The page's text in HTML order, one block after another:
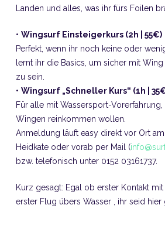
Landen und alles, was ihr fürs Foilen
• Wingsurf Einsteigerkurs (2h | 55€)
Perfekt, wenn ihr noch keine oder
lernt ihr die Basics, um sicher mit
zu sein.
• Wingsurf „Schneller Kurs“ (1h |
Für alle mit Wassersport-
Wingen reinkommen wollen.
Anmeldung läuft easy direkt vor Ort
Heidkate oder vorab per Mail (
bzw. telefonisch unter 0152 03161737.
Kurz gesagt: Egal ob erster Kontakt
erster Flug übers Wasser , ihr seid hier